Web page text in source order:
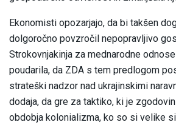
Ekonomisti opozarjajo, da bi takšen
dolgoročno povzročil nepopravljivo
Strokovnjakinja za mednarodne
poudarila, da ZDA s tem predlogom
strateški nadzor nad ukrajinskimi
dodaja, da gre za taktiko, ki je
obdobja kolonializma, ko so si velike